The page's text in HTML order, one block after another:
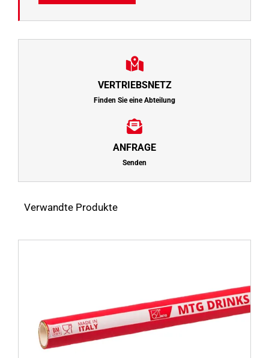
VERTRIEBSNETZ
Finden Sie eine Abteilung
ANFRAGE
Senden
Verwandte Produkte